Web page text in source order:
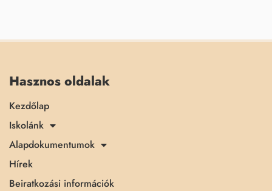
Hasznos oldalak
Kezdőlap
Iskolánk
Alapdokumentumok
Hírek
Beiratkozási információk